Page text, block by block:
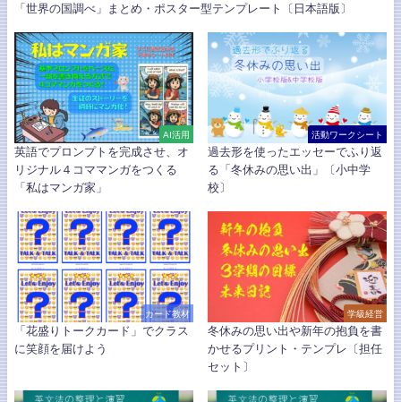
「世界の国調べ」まとめ・ポスター型テンプレート〔日本語版〕
AI活用
英語でプロンプトを完成させ、オ
リジナル４コママンガをつくる
「私はマンガ家」
活動ワークシート
過去形を使ったエッセーでふり返
る「冬休みの思い出」〔小中学
校〕
カード教材
「花盛りトークカード」でクラス
に笑顔を届けよう
学級経営
冬休みの思い出や新年の抱負を書
かせるプリント・テンプレ〔担任
セット〕